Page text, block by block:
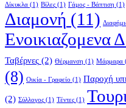
Δίκυκλα (1) Βίλες (1) Γάμος - Βάπτιση (1)
Διαμονή (11)
Ενοικιαζομενα
Ταβέρνες (2) Θέρμανση (1) Μάρμαρα
(8) Οικία - Γραφείο (1) Παροχή
(2) Σύλλογος (1) Τέντες (1)